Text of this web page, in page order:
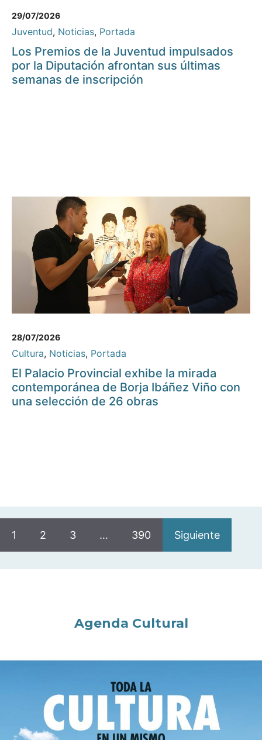
29/07/2026
Juventud, Noticias, Portada
Los Premios de la Juventud impulsados
por la Diputación afrontan sus últimas
semanas de inscripción
28/07/2026
Cultura, Noticias, Portada
El Palacio Provincial exhibe la mirada
contemporánea de Borja Ibáñez Viño con
una selección de 26 obras
1 2 3 … 390 Siguiente
Agenda Cultural